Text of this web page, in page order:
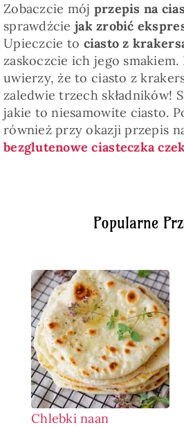
Popularne
Chlebki naan
Zobaczcie mój przepis na
sprawdźcie jak zrobić
Upieczcie to ciasto z
zaskoczcie ich jego
uwierzy, że to ciasto z
zaledwie trzech składników!
jakie to niesamowite ciasto.
również przy okazji przepis
bezglutenowe ciasteczka